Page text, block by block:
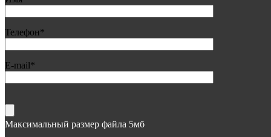
Телефон*
E-mail*
Максимальный размер файла 5мб